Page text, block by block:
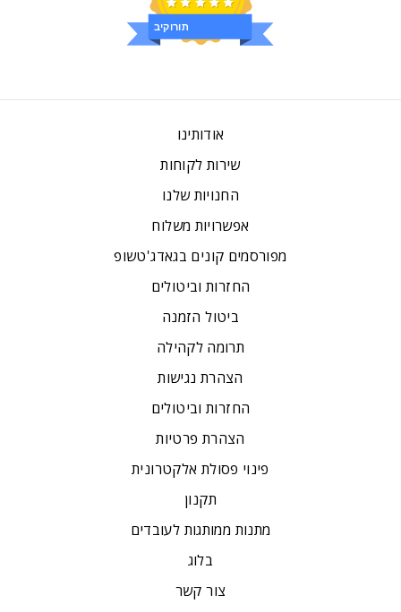
ביקורות
אודותינו
שירות לקוחות
החנויות שלנו
אפשרויות משלוח
מפורסמים קונים בגאדג'טשופ
החזרות וביטולים
ביטול הזמנה
תרומה לקהילה
הצהרת נגישות
החזרות וביטולים
הצהרת פרטיות
פינוי פסולת אלקטרונית
תקנון
מתנות ממותגות לעובדים
בלוג
צור קשר